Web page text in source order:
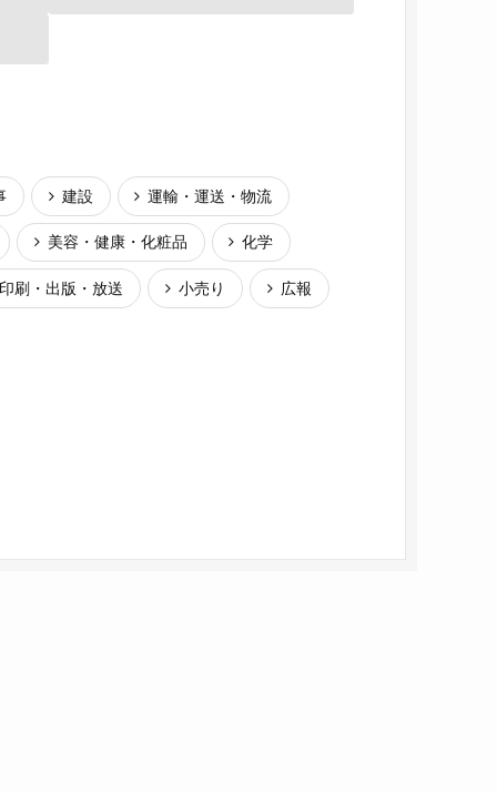
建設 運輸・運送・物流
美容・健康・化粧品 化学
刷・出版・放送 小売り 広報